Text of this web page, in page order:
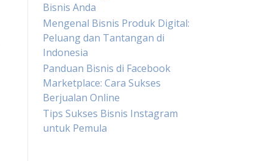
Bisnis Anda
Mengenal Bisnis Produk Digital:
Peluang dan Tantangan di
Indonesia
Panduan Bisnis di Facebook
Marketplace: Cara Sukses
Berjualan Online
Tips Sukses Bisnis Instagram
untuk Pemula